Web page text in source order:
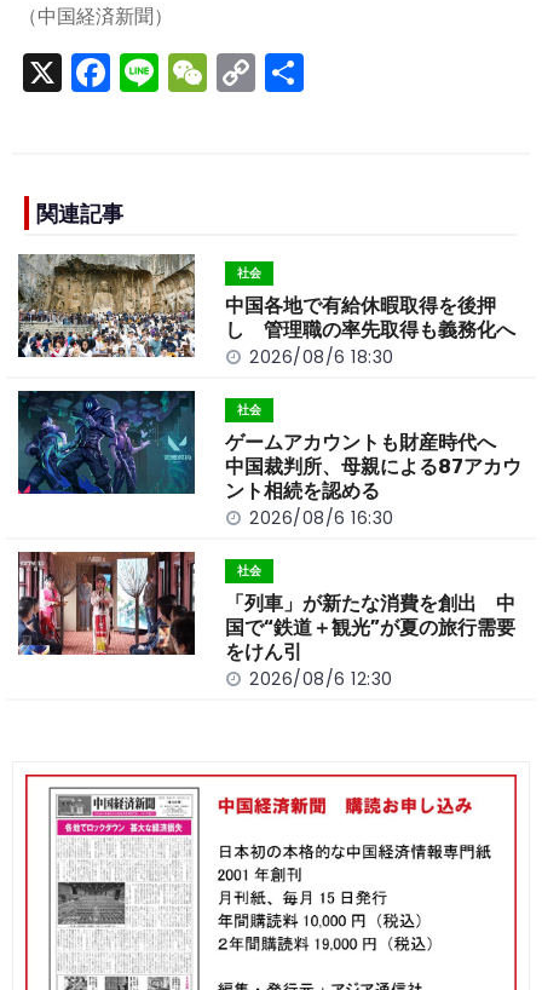
（中国経済新聞）
X F
a
e
b
o
o
k
Li
n
W
e
C
o
n
k
関連記事
社会
中国各地で有給休暇取得を後押
し 管理職の率先取得も義務化へ
2026/08/6 18:30
社会
ゲームアカウントも財産時代へ
中国裁判所、母親による87アカウ
ント相続を認める
2026/08/6 16:30
社会
「列車」が新たな消費を創出 中
国で“鉄道＋観光”が夏の旅行需要
をけん引
2026/08/6 12:30